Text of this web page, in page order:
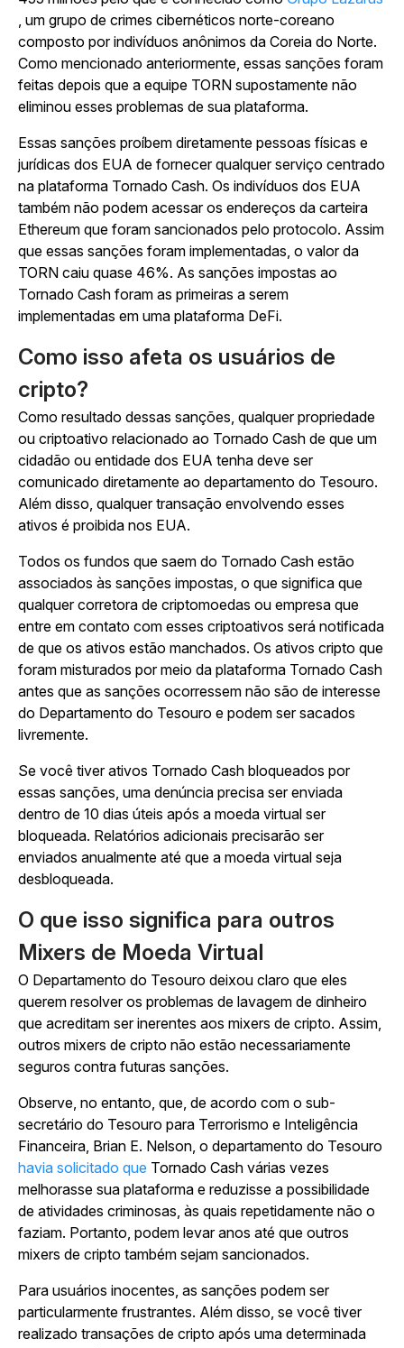
, um grupo de crimes cibernéticos norte-coreano
composto por indivíduos anônimos da Coreia do Norte.
Como mencionado anteriormente, essas sanções foram
feitas depois que a equipe TORN supostamente não
eliminou esses problemas de sua plataforma.
Essas sanções proíbem diretamente pessoas físicas e
jurídicas dos EUA de fornecer qualquer serviço centrado
na plataforma Tornado Cash. Os indivíduos dos EUA
também não podem acessar os endereços da carteira
Ethereum que foram sancionados pelo protocolo. Assim
que essas sanções foram implementadas, o valor da
TORN caiu quase 46%. As sanções impostas ao
Tornado Cash foram as primeiras a serem
implementadas em uma plataforma DeFi.
Como isso afeta os usuários de
cripto?
Como resultado dessas sanções, qualquer propriedade
ou criptoativo relacionado ao Tornado Cash de que um
cidadão ou entidade dos EUA tenha deve ser
comunicado diretamente ao departamento do Tesouro.
Além disso, qualquer transação envolvendo esses
ativos é proibida nos EUA.
Todos os fundos que saem do Tornado Cash estão
associados às sanções impostas, o que significa que
qualquer corretora de criptomoedas ou empresa que
entre em contato com esses criptoativos será notificada
de que os ativos estão manchados. Os ativos cripto que
foram misturados por meio da plataforma Tornado Cash
antes que as sanções ocorressem não são de interesse
do Departamento do Tesouro e podem ser sacados
livremente.
Se você tiver ativos Tornado Cash bloqueados por
essas sanções, uma denúncia precisa ser enviada
dentro de 10 dias úteis após a moeda virtual ser
bloqueada. Relatórios adicionais precisarão ser
enviados anualmente até que a moeda virtual seja
desbloqueada.
O que isso significa para outros
Mixers de Moeda Virtual
O Departamento do Tesouro deixou claro que eles
querem resolver os problemas de lavagem de dinheiro
que acreditam ser inerentes aos mixers de cripto. Assim,
outros mixers de cripto não estão necessariamente
seguros contra futuras sanções.
Observe, no entanto, que, de acordo com o sub-
secretário do Tesouro para Terrorismo e Inteligência
Financeira, Brian E. Nelson, o departamento do Tesouro
havia solicitado que Tornado Cash várias vezes
melhorasse sua plataforma e reduzisse a possibilidade
de atividades criminosas, às quais repetidamente não o
faziam. Portanto, podem levar anos até que outros
mixers de cripto também sejam sancionados.
Para usuários inocentes, as sanções podem ser
particularmente frustrantes. Além disso, se você tiver
realizado transações de cripto após uma determinada